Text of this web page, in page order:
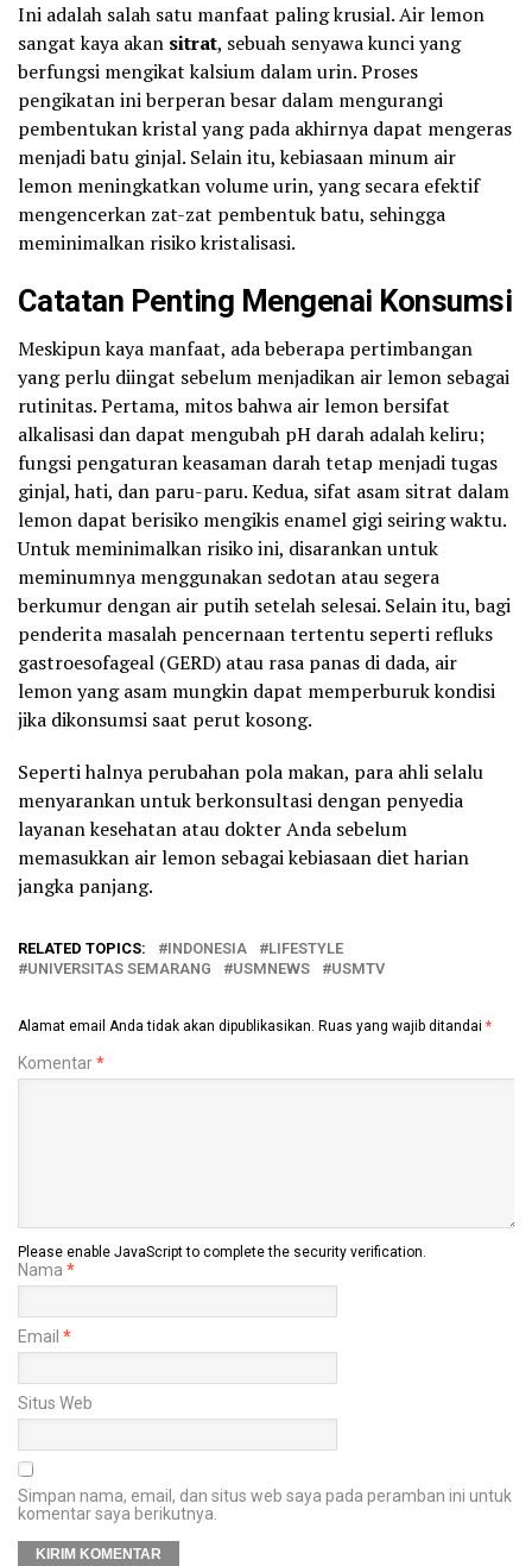
Ini adalah salah satu manfaat paling krusial. Air lemon
sangat kaya akan sitrat, sebuah senyawa kunci yang
berfungsi mengikat kalsium dalam urin. Proses
pengikatan ini berperan besar dalam mengurangi
pembentukan kristal yang pada akhirnya dapat mengeras
menjadi batu ginjal. Selain itu, kebiasaan minum air
lemon meningkatkan volume urin, yang secara efektif
mengencerkan zat-zat pembentuk batu, sehingga
meminimalkan risiko kristalisasi.
Catatan Penting Mengenai Konsumsi
Meskipun kaya manfaat, ada beberapa pertimbangan
yang perlu diingat sebelum menjadikan air lemon sebagai
rutinitas. Pertama, mitos bahwa air lemon bersifat
alkalisasi dan dapat mengubah pH darah adalah keliru;
fungsi pengaturan keasaman darah tetap menjadi tugas
ginjal, hati, dan paru-paru. Kedua, sifat asam sitrat dalam
lemon dapat berisiko mengikis enamel gigi seiring waktu.
Untuk meminimalkan risiko ini, disarankan untuk
meminumnya menggunakan sedotan atau segera
berkumur dengan air putih setelah selesai. Selain itu, bagi
penderita masalah pencernaan tertentu seperti refluks
gastroesofageal (GERD) atau rasa panas di dada, air
lemon yang asam mungkin dapat memperburuk kondisi
jika dikonsumsi saat perut kosong.
Seperti halnya perubahan pola makan, para ahli selalu
menyarankan untuk berkonsultasi dengan penyedia
layanan kesehatan atau dokter Anda sebelum
memasukkan air lemon sebagai kebiasaan diet harian
jangka panjang.
RELATED TOPICS: INDONESIA
LIFESTYLE
UNIVERSITAS SEMARANG
USMNEWS USMTV
Alamat email Anda tidak akan dipublikasikan. Ruas yang wajib ditandai *
Komentar*
Please enable JavaScript to complete the security verification.
Nama *
Email *
Situs Web
Simpan nama, email, dan situs web saya pada peramban ini untuk
komentar saya berikutnya.